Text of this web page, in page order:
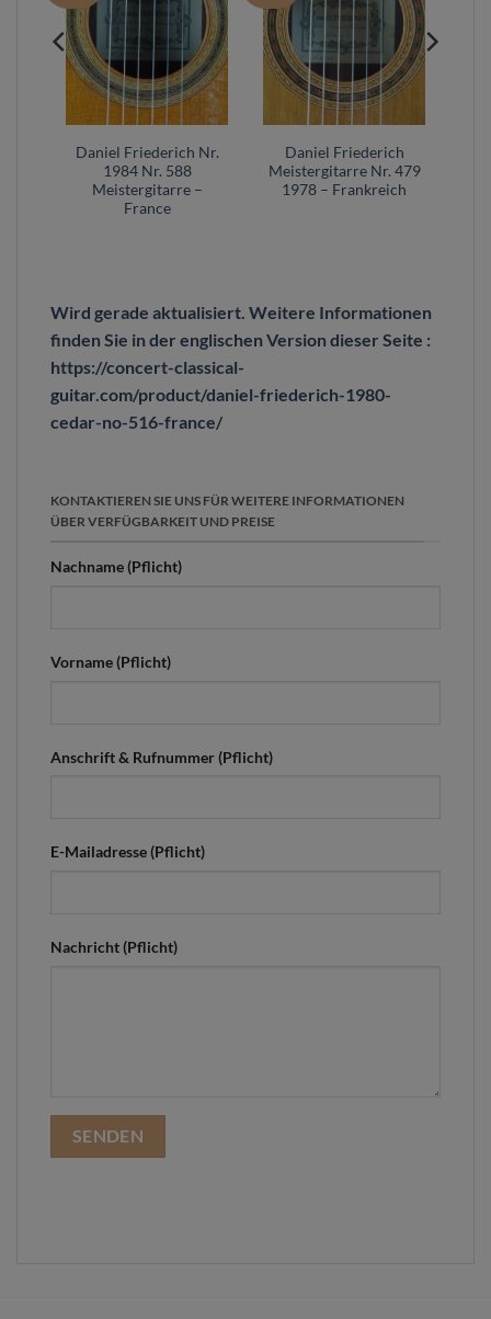
Daniel Friederich Nr.
1984 Nr. 588
Meistergitarre –
France
Daniel Friederich
Meistergitarre Nr. 479
1978 – Frankreich
Wird gerade aktualisiert. Weitere Informationen
finden Sie in der englischen Version dieser Seite :
https://concert-classical-
guitar.com/product/daniel-friederich-1980-
cedar-no-516-france/
KONTAKTIEREN SIE UNS FÜR WEITERE INFORMATIONEN
ÜBER VERFÜGBARKEIT UND PREISE
Nachname (Pflicht)
Vorname (Pflicht)
Anschrift & Rufnummer (Pflicht)
E-Mailadresse (Pflicht)
Nachricht (Pflicht)